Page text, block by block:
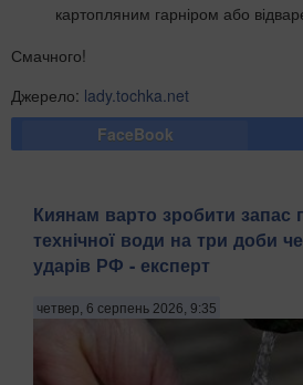
картопляним гарніром або
Смачного!
Джерело: lady.tochka.net
FaceBook
Киянам варто зробити запас
технічної води на три доби
ударів РФ - експерт
четвер, 6 серпень 2026, 9:35